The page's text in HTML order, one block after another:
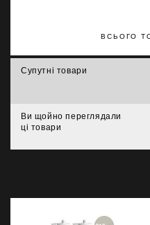
ВСЬОГО
Супутні товари
Ви щойно переглядали
ці товари